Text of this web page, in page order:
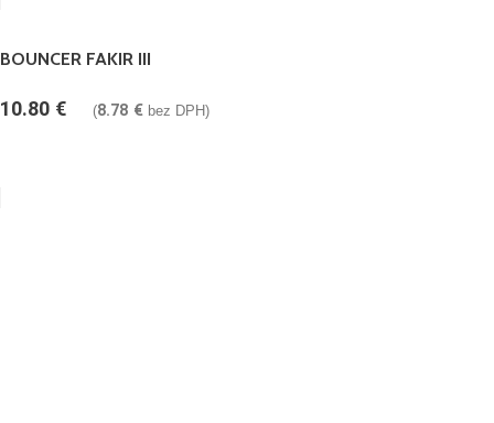
BOUNCER FAKIR III
10.80 € (8.78 € bez DPH)